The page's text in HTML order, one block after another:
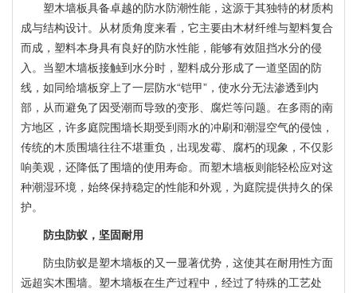
塑木墙板具备卓越的防水防潮性能，这源于其独特的材质构
成与结构设计。从材质角度来看，它主要由木材纤维与塑料复合
而成，塑料本身具有良好的防水性能，能够有效阻挡水分的侵
入。当塑木墙板接触到水分时，塑料成分形成了一道坚固的防
线，如同给墙板穿上了一层防水“铠甲”，使水分无法渗透到内
部，从而避免了因受潮而导致的变形、腐烂等问题。在多雨的南
方地区，许多庭院围墙长期受到雨水的冲刷和潮湿空气的侵蚀，
传统的木质围墙往往不堪重负，出现发霉、腐朽的现象，不仅影
响美观，还降低了围墙的使用寿命。而塑木墙板则能轻松应对这
种潮湿环境，始终保持稳定的性能和外观，为庭院提供持久的保
护。
防虫防蚁，坚固耐用
防虫防蚁是塑木墙板的又一显著优势，这使其在耐用性方面
远超实木围墙。塑木墙板在生产过程中，经过了特殊的工艺处